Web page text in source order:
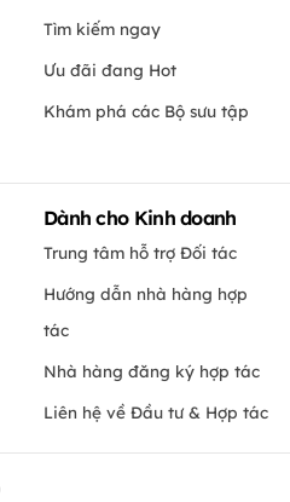
Tìm kiếm ngay
Ưu đãi đang Hot
Khám phá các Bộ sưu tập
Dành cho Kinh doanh
Trung tâm hỗ trợ Đối tác
Hướng dẫn nhà hàng hợp
tác
Nhà hàng đăng ký hợp tác
Liên hệ về Đầu tư & Hợp tác